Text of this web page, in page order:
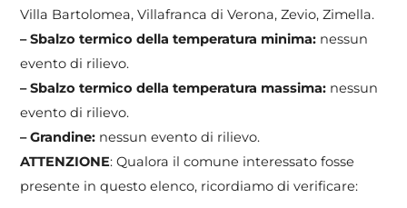
Villa Bartolomea, Villafranca di Verona, Zevio, Zimella.
– Sbalzo termico della temperatura minima: nessun
evento di rilievo.
– Sbalzo termico della temperatura massima: nessun
evento di rilievo.
– Grandine: nessun evento di rilievo.
ATTENZIONE: Qualora il comune interessato fosse
presente in questo elenco, ricordiamo di verificare: